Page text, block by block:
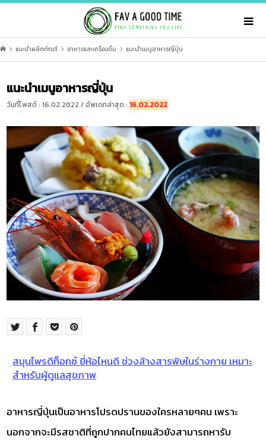
แนะนำผลิตภัณฑ์ อาหารและเครื่องดื่ม แนะนำเมนูอาหารญี่ปุ่น
แนะนำเมนูอาหารญี่ปุ่น
วันที่โพสต์ : 16.02.2022 / อัพเดทล่าสุด :16.02.2022
สมุนไพรดีท็อกซ์ ยี่ห้อไหนดี ช่วงล้างสารพิษในร่างกาย เหมาะ
สำหรับผู้ดูแลสุขภาพ
อาหารญี่ปุ่นเป็นอาหารโปรดปรานของใครหลายๆคน เพราะ
นอกจากจะมีรสชาติที่ถูกปากคนไทยแล้วยังสามารถหารับ